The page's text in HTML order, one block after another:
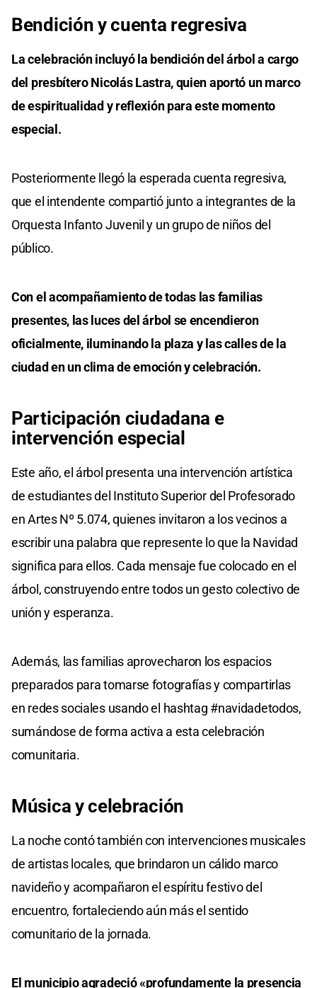
Bendición y cuenta regresiva
La celebración incluyó la bendición del árbol a cargo
del presbítero Nicolás Lastra, quien aportó un marco
de espiritualidad y reflexión para este momento
especial.
Posteriormente llegó la esperada cuenta regresiva,
que el intendente compartió junto a integrantes de la
Orquesta Infanto Juvenil y un grupo de niños del
público.
Con el acompañamiento de todas las familias
presentes, las luces del árbol se encendieron
oficialmente, iluminando la plaza y las calles de la
ciudad en un clima de emoción y celebración.
Participación ciudadana e
intervención especial
Este año, el árbol presenta una intervención artística
de estudiantes del Instituto Superior del Profesorado
en Artes Nº 5.074, quienes invitaron a los vecinos a
escribir una palabra que represente lo que la Navidad
significa para ellos. Cada mensaje fue colocado en el
árbol, construyendo entre todos un gesto colectivo de
unión y esperanza.
Además, las familias aprovecharon los espacios
preparados para tomarse fotografías y compartirlas
en redes sociales usando el hashtag #navidadetodos,
sumándose de forma activa a esta celebración
comunitaria.
Música y celebración
La noche contó también con intervenciones musicales
de artistas locales, que brindaron un cálido marco
navideño y acompañaron el espíritu festivo del
encuentro, fortaleciendo aún más el sentido
comunitario de la jornada.
El municipio agradeció «profundamente la presencia